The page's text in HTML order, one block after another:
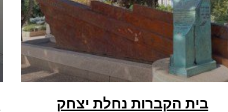
בית הקברות נחלת יצחק